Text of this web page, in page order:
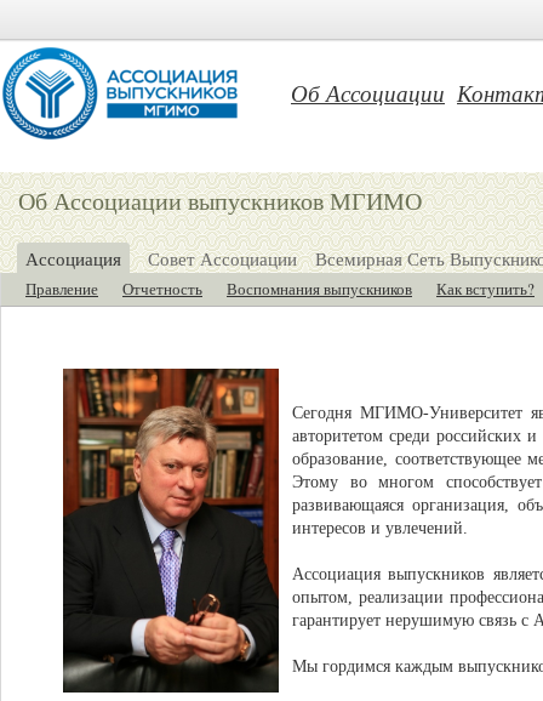
Об Ассоциации
Об Ассоциации выпускников МГИМО
Ассоциация Совет Ассоциации Всемирная Сеть
Правление Отчетность Воспомнания выпускников Как вступить?
Сегодня МГИМО-Университет
авторитетом среди российских
образование,
Этому во многом
развивающаяся организация,
интересов и увлечений.
Ассоциация выпускников
опытом, реализации
гарантирует нерушимую связь с
Мы гордимся каждым